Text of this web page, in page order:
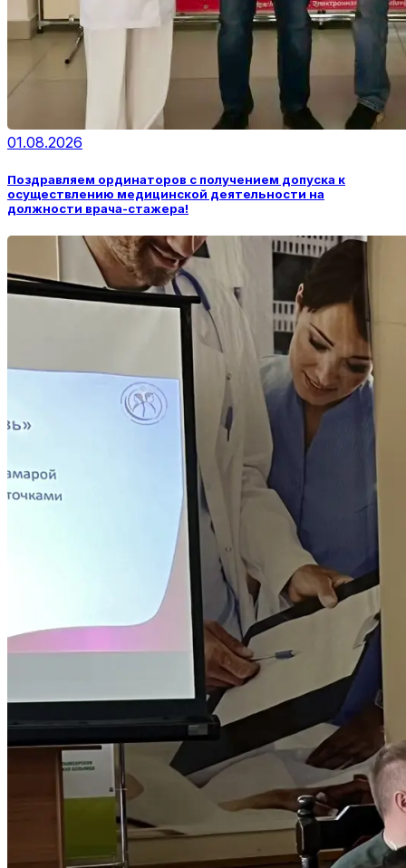
01.08.2026
Поздравляем ординаторов с получением допуска к
осуществлению медицинской деятельности на
должности врача-стажера!